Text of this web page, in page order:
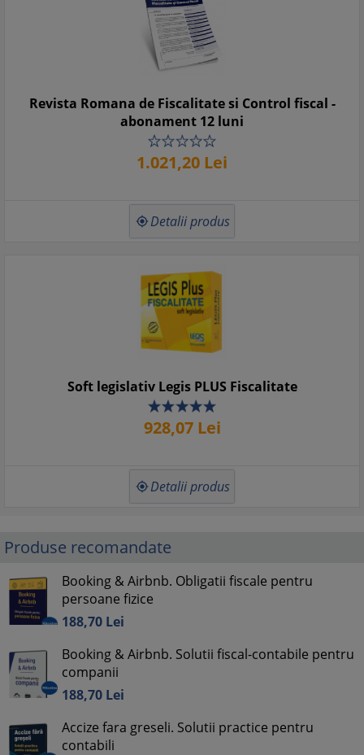
Revista Romana de Fiscalitate si Control fiscal -
abonament 12 luni
1.021,20 Lei
 Detalii produs
Soft legislativ Legis PLUS Fiscalitate
928,07Lei
 Detalii produs
Produse recomandate
Booking & Airbnb. Obligatii fiscale pentru
persoane fizice
188,70 Lei
Booking & Airbnb. Solutii fiscal-contabile pentru
companii
188,70 Lei
Accize fara greseli. Solutii practice pentru
contabili